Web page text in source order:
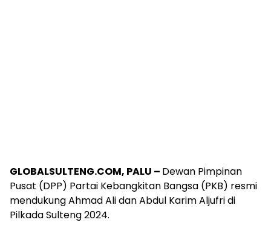
GLOBALSULTENG.COM, PALU – Dewan Pimpinan
Pusat (DPP) Partai Kebangkitan Bangsa (PKB) resmi
mendukung Ahmad Ali dan Abdul Karim Aljufri di
Pilkada Sulteng 2024.